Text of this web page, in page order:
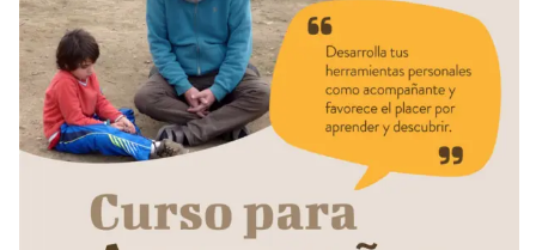
PROYECTO EDUCATIVO
EDUCACIÓN INFANTIL Y
PRIMARIA
BLOG
PUERTAS ABIERTAS